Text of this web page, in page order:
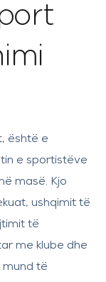
është e
e sportistëve
masë. Kjo
ushqimit të
të
me klube dhe
të